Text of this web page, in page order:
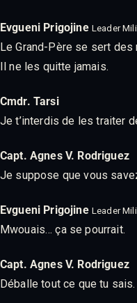
Evgueni Prigojine Leader
Le Grand-Père se sert
Il ne les quitte jamais.
Cmdr. Tarsi
Je t’interdis de les traiter
Capt. Agnes V. Rodriguez
Je suppose que vous
Evgueni Prigojine Leader
Mwouais… ça se pourrait.
Capt. Agnes V. Rodriguez
Déballe tout ce que tu sais.